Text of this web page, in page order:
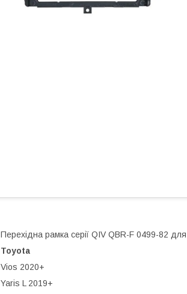
Перехідна рамка серії QIV QBR-F 0499-82 для
Toyota
Vios 2020+
Yaris L 2019+